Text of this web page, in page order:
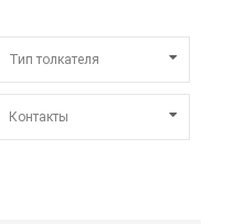
Тип толкателя
-
грибовидный
Контакты